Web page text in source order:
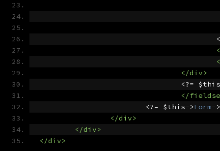
</div>
<?= $this
</
<?= $this->Form->
</div>
</div>
</div>